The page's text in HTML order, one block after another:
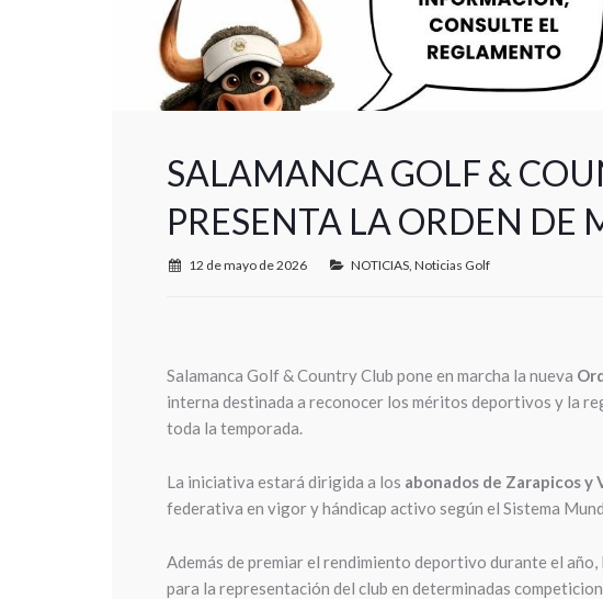
SALAMANCA GOLF &
PRESENTA LA ORDEN DE
12 de mayo de 2026 NOTICIAS Noticias Golf
Salamanca Golf & Country Club pone en marcha la nueva
interna destinada a reconocer los méritos deportivos y la
toda la temporada.
La iniciativa estará dirigida a los abonados de Zarapicos y
federativa en vigor y hándicap activo según el Sistema
Además de premiar el rendimiento deportivo durante el
para la representación del club en determinadas